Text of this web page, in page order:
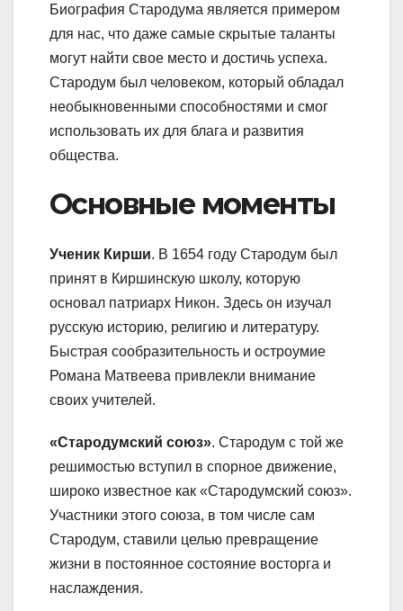
Биография Стародума является примером
для нас, что даже самые скрытые таланты
могут найти свое место и достичь успеха.
Стародум был человеком, который обладал
необыкновенными способностями и смог
использовать их для блага и развития
общества.
Основные моменты
Ученик Кирши. В 1654 году Стародум был
принят в Киршинскую школу, которую
основал патриарх Никон. Здесь он изучал
русскую историю, религию и литературу.
Быстрая сообразительность и остроумие
Романа Матвеева привлекли внимание
своих учителей.
«Стародумский союз». Стародум с той же
решимостью вступил в спорное движение,
широко известное как «Стародумский союз».
Участники этого союза, в том числе сам
Стародум, ставили целью превращение
жизни в постоянное состояние восторга и
наслаждения.